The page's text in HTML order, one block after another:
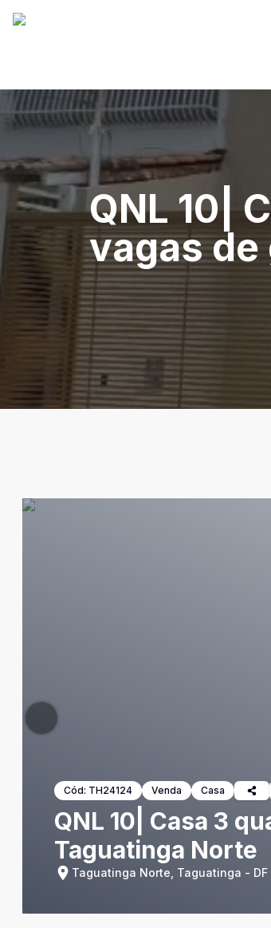
QNL 10|
vagas
Cód: TH24124 Venda Casa
QNL 10| Casa 3
Taguatinga Norte
Taguatinga Norte, Taguatinga - DF